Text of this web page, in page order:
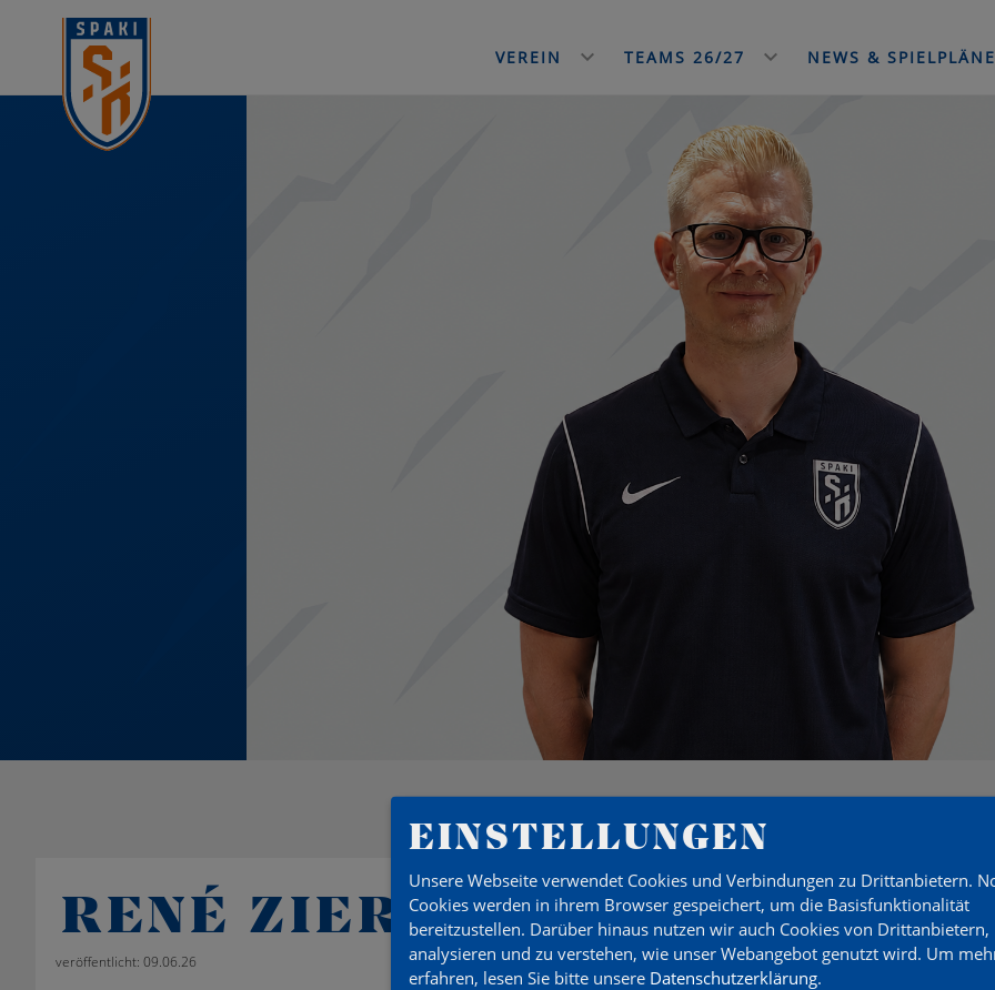
VEREIN TEAMS 26/27 NEWS &
RENÉ ZIERKE
veröffentlicht: 09.06.26
EINSTELLUNGEN
Unsere Webseite verwendet Cookies und Verbindungen zu Drittanbietern.
Cookies werden in ihrem Browser gespeichert, um die Basisfunktionalität
bereitzustellen. Darüber hinaus nutzen wir auch Cookies von Drittanbietern,
analysieren und zu verstehen, wie unser Webangebot genutzt wird. Um
erfahren, lesen Sie bitte unsere Datenschutzerklärung.